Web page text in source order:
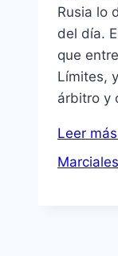
Rusia lo
del dí­a.
que
Lí­mites,
árbitro y
Leer más
Marciales